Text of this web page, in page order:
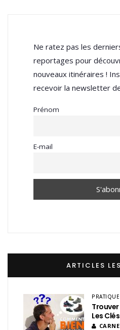
Ne ratez pas les
reportages pour
nouveaux itinéraires !
recevoir la newsletter
Prénom
E-mail
ARTICLES
PRATIQUE
Trouver
Les